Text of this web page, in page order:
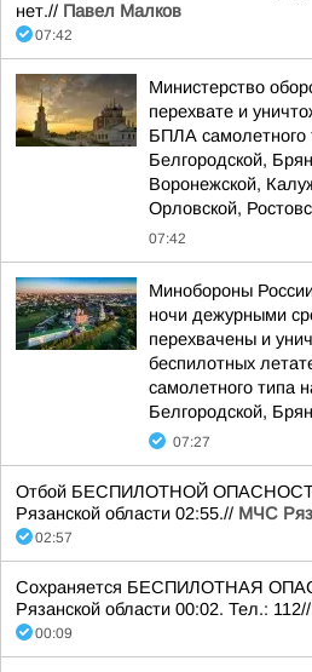
нет.// Павел Малков
07:42
Министерство
перехвате и
БПЛА самолетного
Белгородской,
Воронежской,
Орловской,
07:42
Минобороны
ночи дежурными
перехвачены и
беспилотных
самолетного типа
Белгородской,
07:27
Отбой БЕСПИЛОТНОЙ ОПАСНОСТИ
Рязанской области 02:55.// МЧС
02:57
Сохраняется БЕСПИЛОТНАЯ
Рязанской области 00:02. Тел.: 112//
00:09